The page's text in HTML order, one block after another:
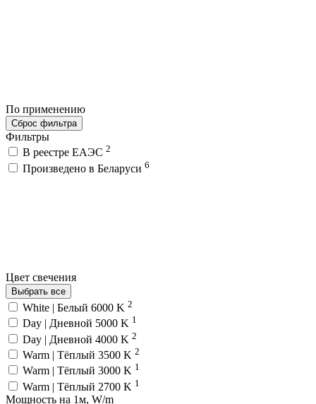
По применению
Сброс фильтра
Фильтры
В реестре ЕАЭС 2
Произведено в Беларуси 6
Цвет свечения
Выбрать все
White | Белый 6000 K 2
Day | Дневной 5000 K 1
Day | Дневной 4000 K 2
Warm | Тёплый 3500 K 2
Warm | Тёплый 3000 K 1
Warm | Тёплый 2700 K 1
Мощность на 1м, W/m